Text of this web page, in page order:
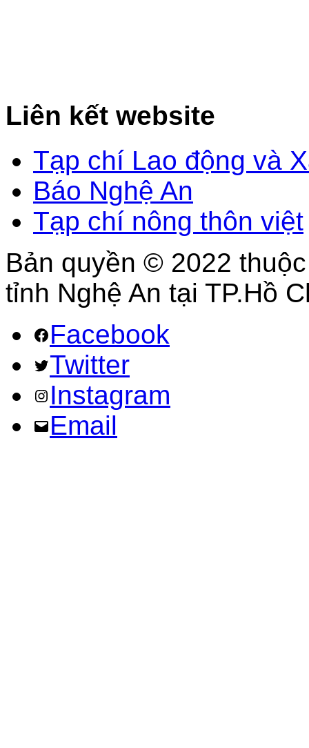
Liên kết website
Tạp chí Lao động và
Báo Nghệ An
Tạp chí nông thôn việt
Bản quyền © 2022
tỉnh Nghệ An tại TP.Hồ
Facebook
Twitter
Instagram
Email